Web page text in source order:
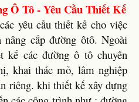
Ô Tô - Yêu Cầu Thiết Kế
yêu cầu thiết kế cho việc
cấp đường ôtô. Ngoài
kế các đường ô tô chuyên
khai thác mỏ, lâm nghiệp
riêng. khi thiết kế xây dựng